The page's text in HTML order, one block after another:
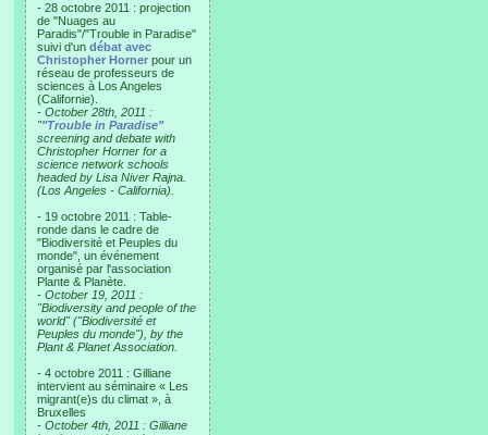
- 28 octobre 2011 : projection
de "Nuages au
Paradis"/"Trouble in Paradise"
suivi d'un débat avec
Christopher Horner pour un
réseau de professeurs de
sciences à Los Angeles
(Californie).
- October 28th, 2011 :
""Trouble in Paradise"
screening and debate with
Christopher Horner for a
science network schools
headed by Lisa Niver Rajna.
(Los Angeles - California).
- 19 octobre 2011 : Table-
ronde dans le cadre de
"Biodiversité et Peuples du
monde", un événement
organisé par l'association
Plante & Planète.
- October 19, 2011 :
"Biodiversity and people of the
world" ("Biodiversité et
Peuples du monde"), by the
Plant & Planet Association.
- 4 octobre 2011 : Gilliane
intervient au séminaire « Les
migrant(e)s du climat », à
Bruxelles
- October 4th, 2011 : Gilliane